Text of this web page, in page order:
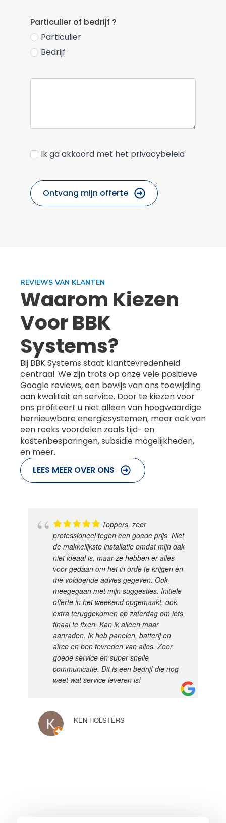
Particulier of bedrijf ?
Particulier
Bedrijf
Ik ga akkoord met het privacybeleid
Ontvang mijn offerte
REVIEWS VAN KLANTEN
Waarom Kiezen
Voor BBK
Systems?
Bij BBK Systems staat klanttevredenheid
centraal. We zijn trots op onze vele positieve
Google reviews, een bewijs van ons toewijding
aan kwaliteit en service. Door te kiezen voor
ons profiteert u niet alleen van hoogwaardige
hernieuwbare energiesystemen, maar ook van
een reeks voordelen zoals tijd- en
kostenbesparingen, subsidie mogelijkheden,
en meer.
LEES MEER OVER ONS
Toppers, zeer
professioneel tegen een goede prijs. Niet
de makkelijkste installatie omdat mijn dak
niet ideaal is, maar ze hebben er alles
voor gedaan om het in orde te krijgen en
me voldoende advies gegeven. Ook
meegegaan met mijn suggesties. Initiele
offerte in het weekend opgemaakt, ook
extra teruggekomen op zaterdag om iets
finaal te fixen. Kan ik alleen maar
aanraden. Ik heb panelen, batterij en
airco en ben tevreden van alles. Zeer
goede service en super snelle
communicatie. Dit is een bedrijf die nog
weet wat service leveren is!
KEN HOLSTERS